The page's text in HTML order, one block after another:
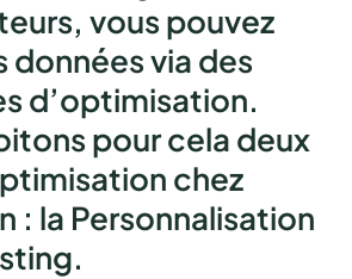
vous pouvez
données via des
d’optimisation.
pour cela deux
chez
: la Personnalisation
.